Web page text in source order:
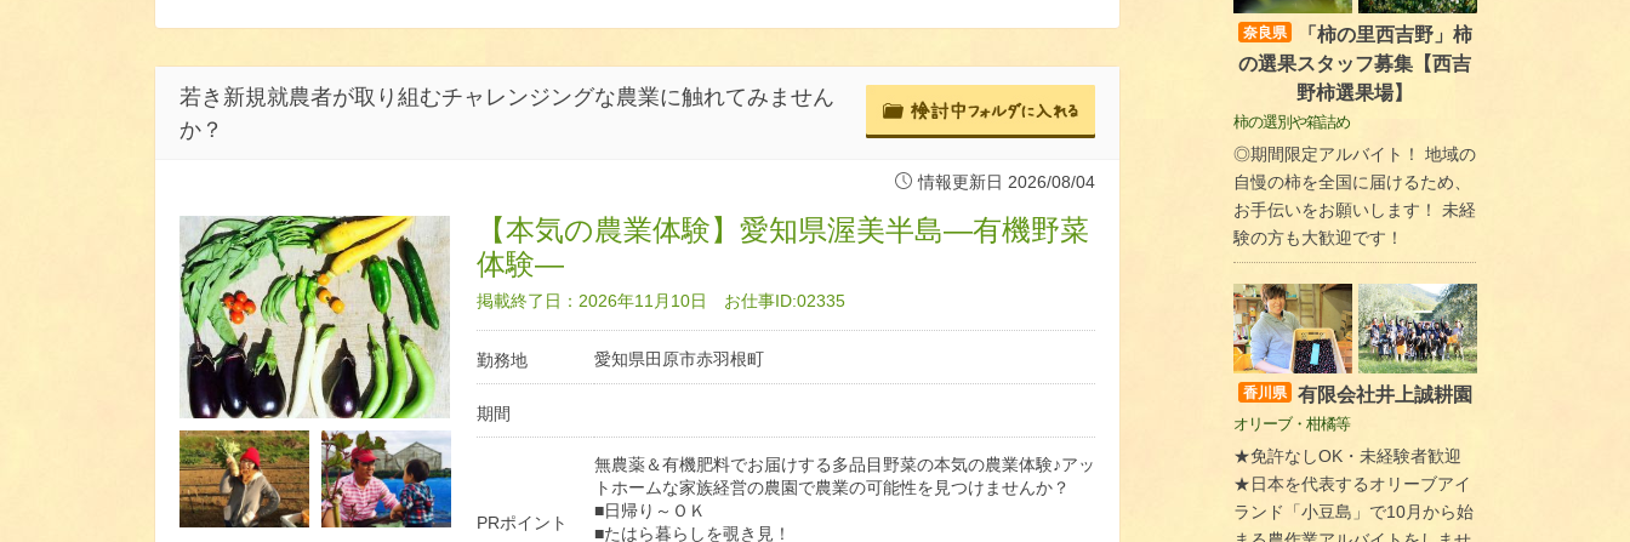
若き新規就農者が取り組むチャレンジングな農業に触れてみません
か？
情報更新日 2026/08/04
【本気の農業体験】愛知県渥美半島―有機野菜
体験―
掲載終了日：2026年11月10日 お仕事ID:02335
勤務地 愛知県田原市赤羽根町
期間
PRポイント
無農薬＆有機肥料でお届けする多品目野菜の本気の農業体験♪アッ
トホームな家族経営の農園で農業の可能性を見つけませんか？
■日帰り～ＯＫ
■たはら暮らしを覗き見！
奈良県
「柿の里西吉野」柿
の選果スタッフ募集【西吉
野柿選果場】
柿の選別や箱詰め
◎期間限定アルバイト！ 地域の
自慢の柿を全国に届けるため、
お手伝いをお願いします！ 未経
験の方も大歓迎です！
香川県 有限会社井上誠耕園
オリーブ・柑橘等
★免許なしOK・未経験者歓迎
★日本を代表するオリーブアイ
ランド「小豆島」で10月から始